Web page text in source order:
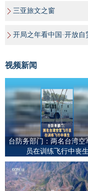
三亚旅文之窗
开局之年看中国·开放
视频新闻
台防务部门：两名台湾空
员在训练飞行中丧生